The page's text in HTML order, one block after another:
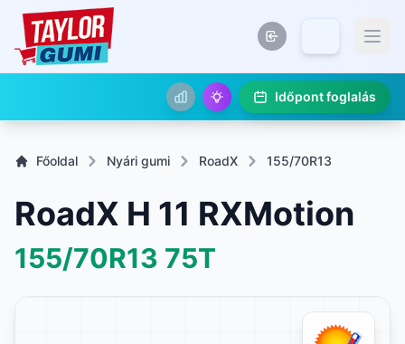
Időpont foglalás
Főoldal Nyári gumi RoadX 155/70R13
RoadX H 11 RXMotion
155/70R13 75T